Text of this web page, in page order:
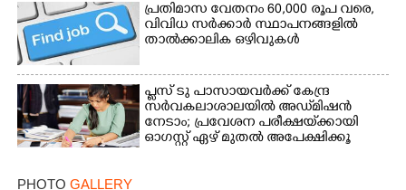
പ്രതിമാസ വേതനം 60,​000 രൂപ വരെ,​
വിവിധ സർക്കാർ സ്ഥാപനങ്ങളിൽ
താൽക്കാലിക ഒഴിവുകൾ
പ്ലസ് ടു പാസായവർക്ക് കേന്ദ്ര
സർവകലാശാലയിൽ അഡ്‌മിഷൻ
നേടാം; പ്രവേശന പരീക്ഷയ്‌ക്കായി
ഓഗസ്റ്റ് ഏഴ് മുതൽ അപേക്ഷിക്കൂ
PHOTO GALLERY